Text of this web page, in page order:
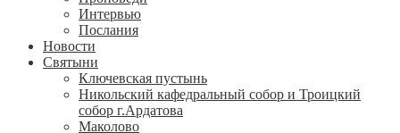
Интервью
Послания
Новости
Святыни
Ключевская пустынь
Никольский кафедральный собор и Троицкий
собор г.Ардатова
Маколово